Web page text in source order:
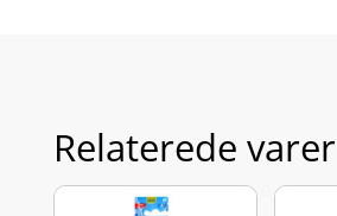
Relaterede varer